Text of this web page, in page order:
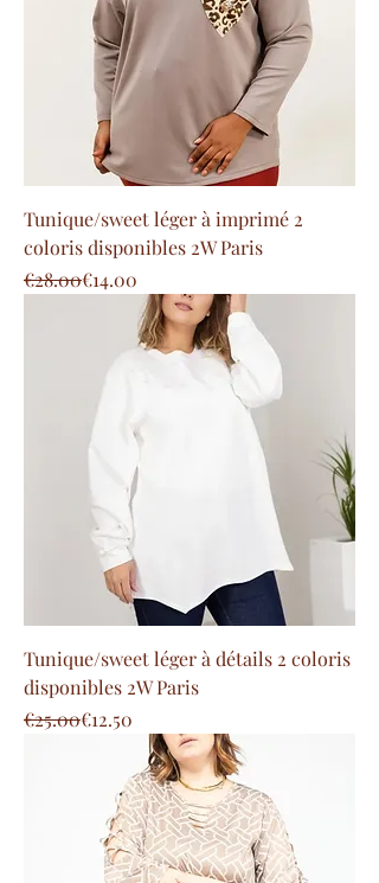
Tunique/sweet léger à imprimé 2
coloris disponibles 2W Paris
Regular Price
€28.00
Sale Price€14.00
Tunique/sweet léger à détails 2 coloris
disponibles 2W Paris
Regular Price
€25.00
Sale Price€12.50